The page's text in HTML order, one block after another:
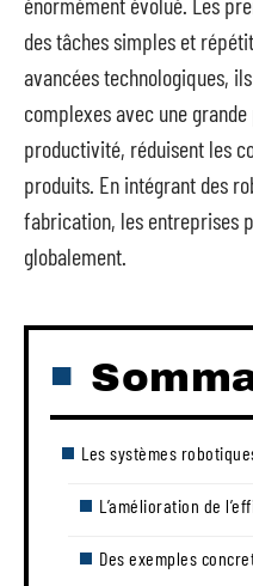
des tâches simples et
avancées technologiques,
complexes avec une
productivité, réduisent les
produits. En intégrant des
fabrication, les entreprises
globalement.
Les systèmes
L’amélioration de
Des exemples